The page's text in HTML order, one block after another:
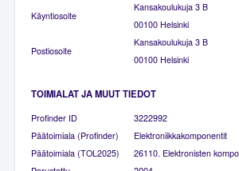
Käyntiosoite
Kansakoulukuja 3 B
00100 Helsinki
Postiosoite
Kansakoulukuja 3 B
00100 Helsinki
TOIMIALAT JA MUUT TIEDOT
Profinder ID
3222992
Päätoimiala (Profinder)
Elektroniikkakomponentit
Päätoimiala (TOL2025)
26110. Elektronisten